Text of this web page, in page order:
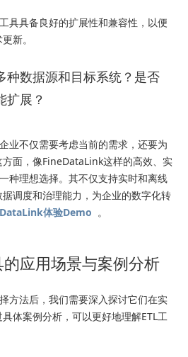
具具备良好的扩展性和兼容性，以便
新。
种数据源和目标系统？是否
扩展？
业不仅需要考虑当前的需求，还要为
面，像FineDataLink这样的高效、实
种理想选择。其不仅支持实时和离线
调度和治理能力，为企业的数字化转
体验Demo 。
应用场景与案例分析
方法后，我们需要深入探讨它们在实
体案例分析，可以更好地理解ETL工